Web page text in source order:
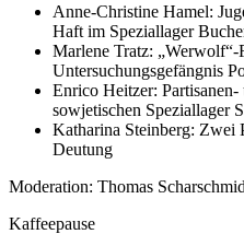
Anne-Christine Hamel:
Haft im Speziallager
Marlene Tratz: „Werwolf“-
Untersuchungsgefängnis
Enrico Heitzer:
sowjetischen Speziallager
Katharina Steinberg: Zwei
Deutung
Moderation: Thomas
Kaffeepause